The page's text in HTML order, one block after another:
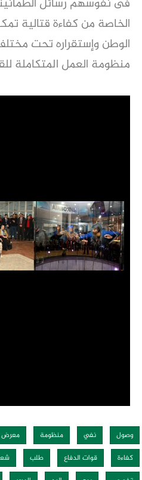
فى نفوسهم رسائل
الخاصة من كفاءة قتالية
الوطن وإستقراره تحت
منظومة العمل المتكاملة
وصول نفي منظومة معرض
كفاءة
قوات الدفاع طلب